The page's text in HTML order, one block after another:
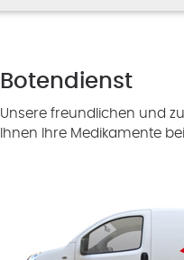
Botendienst
Unsere freundlichen und
Ihnen Ihre Medikamente